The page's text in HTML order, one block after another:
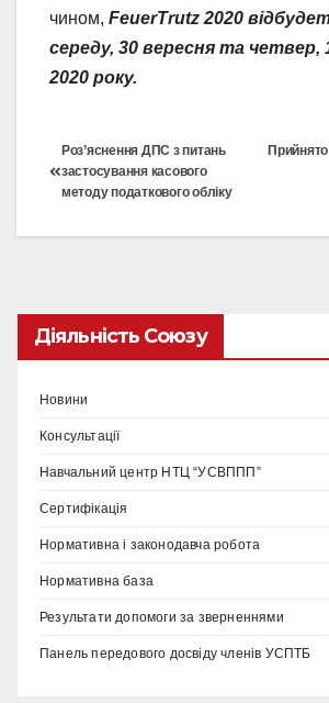
чином, FeuerTrutz 2020
середу, 30 вересня та
2020 року.
Роз’яснення ДПС з питань
застосування касового
методу податкового обліку
Діяльність Союзу
Новини
Консультації
Навчальний центр НТЦ “УСВППП”
Сертифікація
Нормативна і законодавча робота
Нормативна база
Результати допомоги за зверненнями
Панель передового досвіду членів УСПТБ